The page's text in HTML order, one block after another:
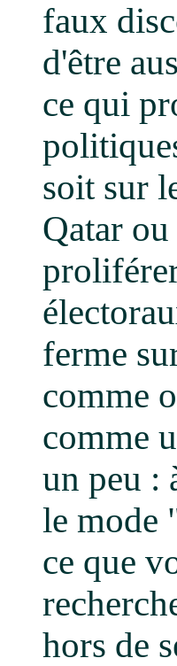
faux
d'être
ce qui
soit sur
Qatar
ferme
comme
comme
un peu :
le mode
ce que
hors de